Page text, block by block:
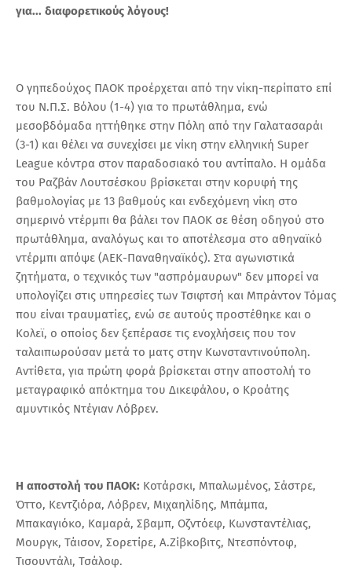
για... διαφορετικούς λόγους!
Ο γηπεδούχος ΠΑΟΚ προέρχεται από την νίκη-περίπατο επί
του Ν.Π.Σ. Βόλου (1-4) για το πρωτάθλημα, ενώ
μεσοβδόμαδα ηττήθηκε στην Πόλη από την Γαλατασαράι
(3-1) και θέλει να συνεχίσει με νίκη στην ελληνική Super
League κόντρα στον παραδοσιακό του αντίπαλο. Η ομάδα
του Ραζβάν Λουτσέσκου βρίσκεται στην κορυφή της
βαθμολογίας με 13 βαθμούς και ενδεχόμενη νίκη στο
σημερινό ντέρμπι θα βάλει τον ΠΑΟΚ σε θέση οδηγού στο
πρωτάθλημα, αναλόγως και το αποτέλεσμα στο αθηναϊκό
ντέρμπι απόψε (ΑΕΚ-Παναθηναϊκός). Στα αγωνιστικά
ζητήματα, ο τεχνικός των "ασπρόμαυρων" δεν μπορεί να
υπολογίζει στις υπηρεσίες των Τσιφτσή και Μπράντον Τόμας
που είναι τραυματίες, ενώ σε αυτούς προστέθηκε και ο
Κολεϊ, ο οποίος δεν ξεπέρασε τις ενοχλήσεις που τον
ταλαιπωρούσαν μετά το ματς στην Κωνσταντινούπολη.
Αντίθετα, για πρώτη φορά βρίσκεται στην αποστολή το
μεταγραφικό απόκτημα του Δικεφάλου, ο Κροάτης
αμυντικός Ντέγιαν Λόβρεν.
Η αποστολή του ΠΑΟΚ: Κοτάρσκι, Μπαλωμένος, Σάστρε,
Όττο, Κεντζιόρα, Λόβρεν, Μιχαηλίδης, Μπάμπα,
Μπακαγιόκο, Καμαρά, Σβαμπ, Οζντόεφ, Κωνσταντέλιας,
Μουργκ, Τάισον, Σορετίρε, Α.Ζίβκοβιτς, Ντεσπόντοφ,
Τισουντάλι, Τσάλοφ.